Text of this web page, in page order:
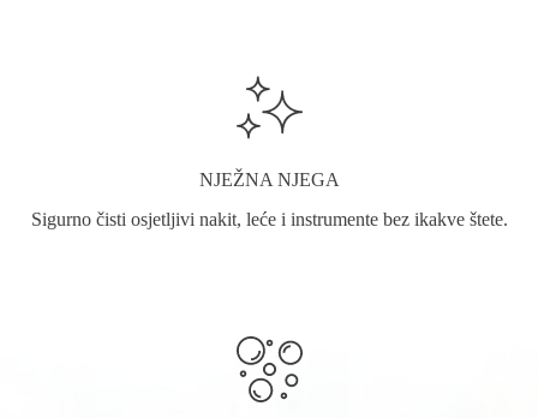
NJEŽNA NJEGA
Sigurno čisti osjetljivi nakit, leće i instrumente bez ikakve štete.